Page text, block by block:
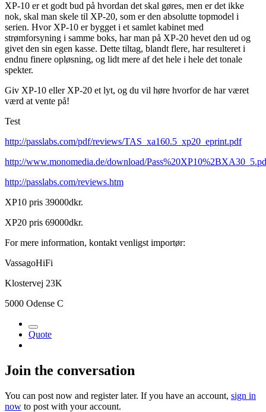
XP-10 er et godt bud på hvordan det skal gøres, men er det ikke
nok, skal man skele til XP-20, som er den absolutte topmodel i
serien. Hvor XP-10 er bygget i et samlet kabinet med
strømforsyning i samme boks, har man på XP-20 hevet den ud og
givet den sin egen kasse. Dette tiltag, blandt flere, har resulteret i
endnu finere opløsning, og lidt mere af det hele i hele det tonale
spekter.
Giv XP-10 eller XP-20 et lyt, og du vil høre hvorfor de har været
værd at vente på!
Test
http://passlabs.com/pdf/reviews/TAS_xa160.5_xp20_eprint.pdf
http://www.monomedia.de/download/
http://passlabs.com/reviews.htm
XP10 pris 39000dkr.
XP20 pris 69000dkr.
For mere information, kontakt venligst importør:
VassagoHiFi
Klostervej 23K
5000 Odense C
Quote
Join the conversation
You can post now and register later. If you have an account, sign in
now to post with your account.